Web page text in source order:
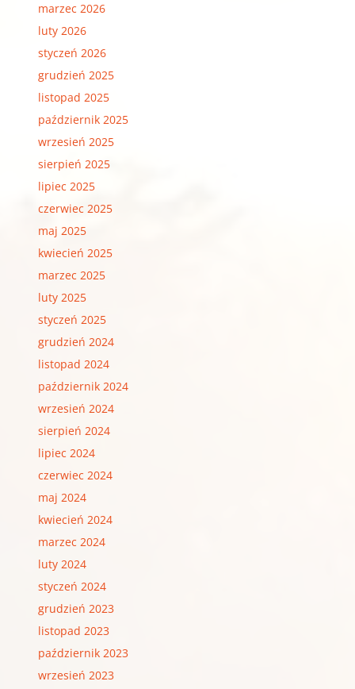
marzec 2026
luty 2026
styczeń 2026
grudzień 2025
listopad 2025
październik 2025
wrzesień 2025
sierpień 2025
lipiec 2025
czerwiec 2025
maj 2025
kwiecień 2025
marzec 2025
luty 2025
styczeń 2025
grudzień 2024
listopad 2024
październik 2024
wrzesień 2024
sierpień 2024
lipiec 2024
czerwiec 2024
maj 2024
kwiecień 2024
marzec 2024
luty 2024
styczeń 2024
grudzień 2023
listopad 2023
październik 2023
wrzesień 2023